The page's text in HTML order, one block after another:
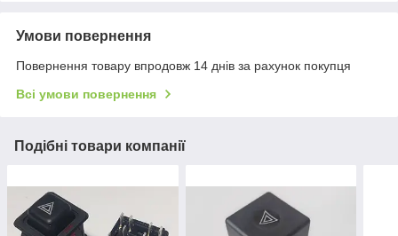
Умови повернення
Повернення товару впродовж 14 днів за рахунок покупця
Всі умови повернення
Подібні товари компанії